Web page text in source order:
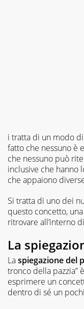
i tratta di un modo
fatto che nessuno è
che nessuno può
inclusive che hanno
che appaiono
Si tratta di uno dei
questo concetto,
ritrovare all’interno
La
Laspiegazione del
tronco della pazzia”
esprimere un
dentro di sé un